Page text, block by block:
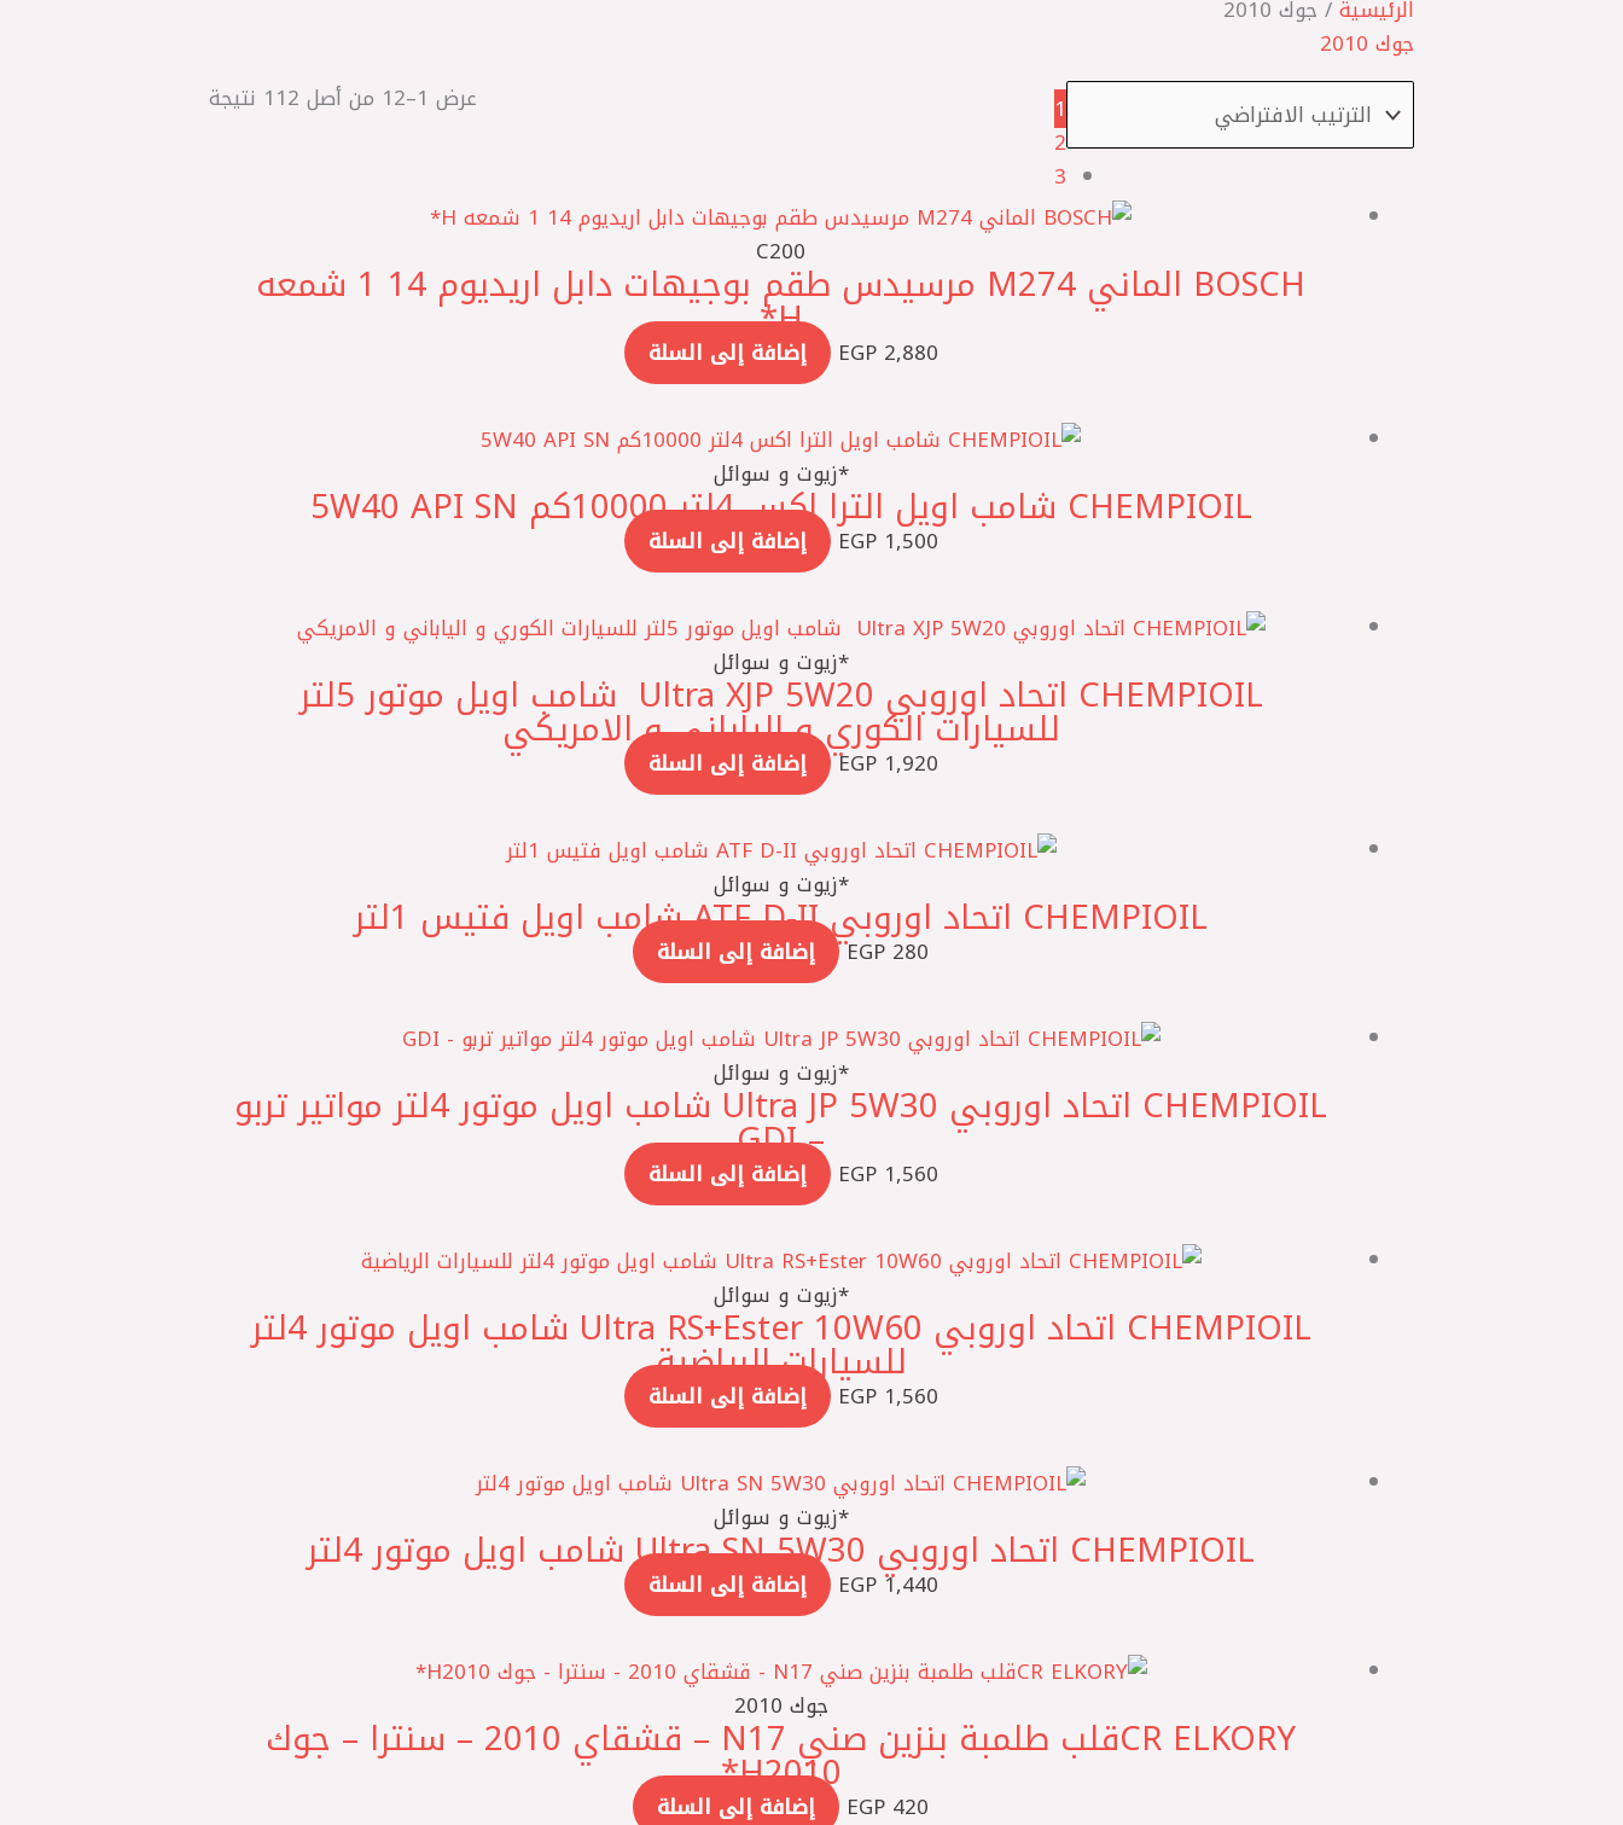
الرئيسية/ جوك 2010
جوك 2010
عرض 1–12 من أصل 112 نتيجة
C200
BOSCH الماني M274 مرسيدس ‎طقم بوجيهات دابل اريديوم 14 1 شمعه
H*
EGP2,880 إضافة إلى السلة
*زيوت و سوائل
CHEMPIOIL شامب اويل الترا اكس 4لتر 10000كم 5W40 API SN
EGP1,500 إضافة إلى السلة
*زيوت و سوائل
CHEMPIOIL اتحاد اوروبي ‎ Ultra XJP 5W20 شامب اويل موتور 5لتر
EGP1,920 إضافة إلى السلة
*زيوت و سوائل
CHEMPIOIL اتحاد اوروبي ATF D-II شامب اويل فتيس 1لتر
EGP 280 إضافة إلى السلة
*زيوت و سوائل
CHEMPIOIL اتحاد اوروبي ‎Ultra JP 5W30 شامب اويل موتور 4لتر مواتير تربو
– GDI
EGP1,560 إضافة إلى السلة
*زيوت و سوائل
CHEMPIOIL اتحاد اوروبي ‎Ultra RS+Ester 10W60 شامب اويل موتور 4لتر
للسيارات الرياضية
EGP1,560 إضافة إلى السلة
*زيوت و سوائل
CHEMPIOIL اتحاد اوروبي ‎Ultra SN 5W30 شامب اويل موتور 4لتر
EGP1,440 إضافة إلى السلة
جوك 2010
CR ELKORY قلب طلمبة بنزين صني N17 – قشقاي 2010 – سنترا – جوك
2010 ‏H*
EGP 420 إضافة إلى السلة
1
2
3